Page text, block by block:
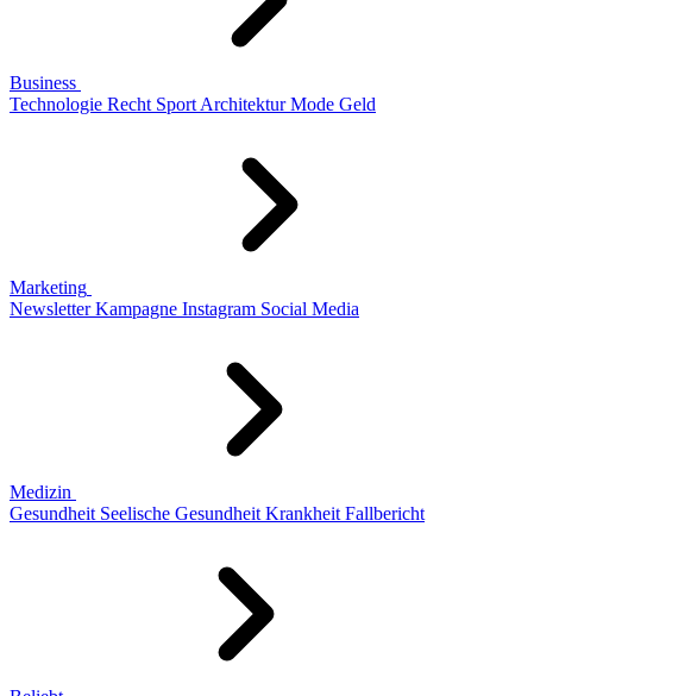
Business
Technologie Recht Sport Architektur Mode Geld
Marketing
Newsletter Kampagne Instagram Social Media
Medizin
Gesundheit Seelische Gesundheit Krankheit Fallbericht